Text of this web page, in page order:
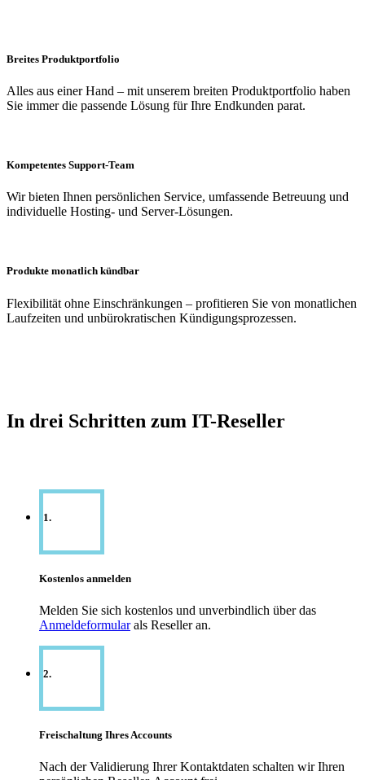
Breites Produktportfolio
Alles aus einer Hand – mit unserem breiten Produktportfolio haben
Sie immer die passende Lösung für Ihre Endkunden parat.
Kompetentes Support-Team
Wir bieten Ihnen persönlichen Service, umfassende Betreuung und
individuelle Hosting- und Server-Lösungen.
Produkte monatlich kündbar
Flexibilität ohne Einschränkungen – profitieren Sie von monatlichen
Laufzeiten und unbürokratischen Kündigungsprozessen.
In drei Schritten zum IT-Reseller
1.
Kostenlos anmelden
Melden Sie sich kostenlos und unverbindlich über das
Anmeldeformularals Reseller an.
2.
Freischaltung Ihres Accounts
Nach der Validierung Ihrer Kontaktdaten schalten wir Ihren